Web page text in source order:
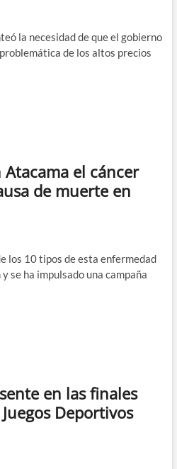
la necesidad de que el gobierno
de los altos precios
el cáncer
de muerte en
los 10 tipos de esta enfermedad
se ha impulsado una campaña
en las finales
Deportivos